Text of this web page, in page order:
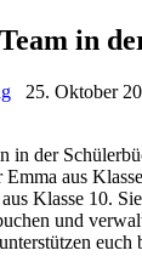
in
25. Oktober
in der
Emma aus
Klasse 10.
und
euch